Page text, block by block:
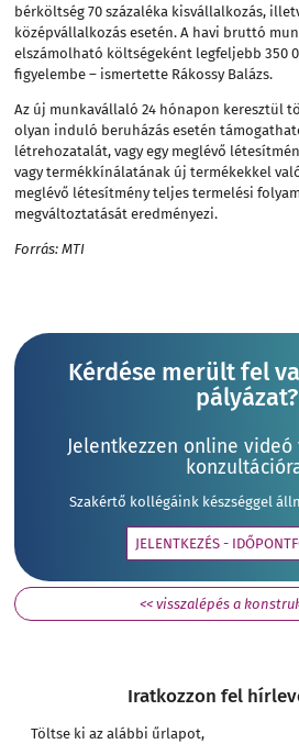
bérköltség 70 százaléka kisvállalkozás,
középvállalkozás esetén. A havi bruttó
elszámolható költségeként legfeljebb 350
figyelembe – ismertette Rákossy Balázs.
Az új munkavállaló 24 hónapon keresztül
olyan induló beruházás esetén
létrehozatalát, vagy egy meglévő
vagy termékkínálatának új termékekkel
meglévő létesítmény teljes termelési
megváltoztatását eredményezi.
Forrás: MTI
Kérdése merült fel
pályázat?
Jelentkezzen online
Szakértő kollégáink készséggel
JELENTKEZÉS -
<< visszalépés a
Iratkozzon fel
Töltse ki az alábbi űrlapot,